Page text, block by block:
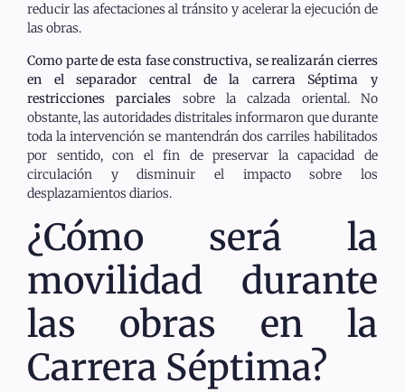
reducir las afectaciones al tránsito y acelerar la ejecución de
las obras.
Como parte de esta fase constructiva, se realizarán cierres
en el separador central de la carrera Séptima y
restricciones parciales sobre la calzada oriental. No
obstante, las autoridades distritales informaron que durante
toda la intervención se mantendrán dos carriles habilitados
por sentido, con el fin de preservar la capacidad de
circulación y disminuir el impacto sobre los
desplazamientos diarios.
¿Cómo será la
movilidad durante
las obras en la
Carrera Séptima?